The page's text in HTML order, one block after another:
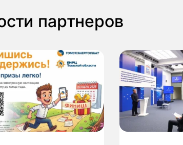
партнеров